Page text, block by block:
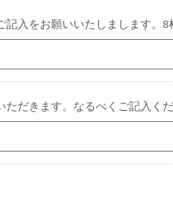
記入をお願いいたしまします。8
だきます。なるべくご記入くだ